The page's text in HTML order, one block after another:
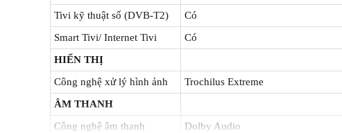
Tivi kỹ thuật số (DVB-T2)
Có
Smart Tivi/ Internet Tivi
Có
HIỂN THỊ
Công nghệ xử lý hình ảnh
Trochilus Extreme
ÂM THANH
Công nghệ âm thanh
Dolby Audio